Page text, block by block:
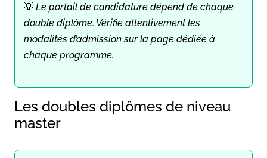
💡 Le portail de candidature dépend de chaque
double diplôme. Vérifie attentivement les
modalités d’admission sur la page dédiée à
chaque programme.
Les doubles diplômes de niveau
master